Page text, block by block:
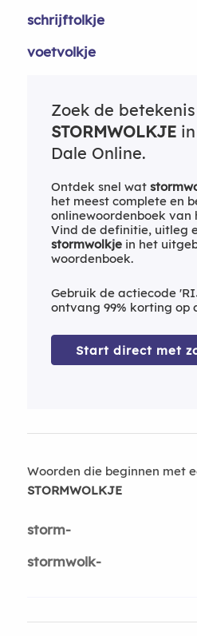
schrijftolkje
voetvolkje
Zoek de
STORMWOLKJEin
Dale Online.
Ontdek snel wat
het meest complete en
onlinewoordenboek van
Vind de definitie, uitleg
stormwolkjein het
woordenboek.
Gebruik de actiecode
ontvang 99% korting op
Start direct met
Woorden die beginnen met
STORMWOLKJE
storm-
stormwolk-